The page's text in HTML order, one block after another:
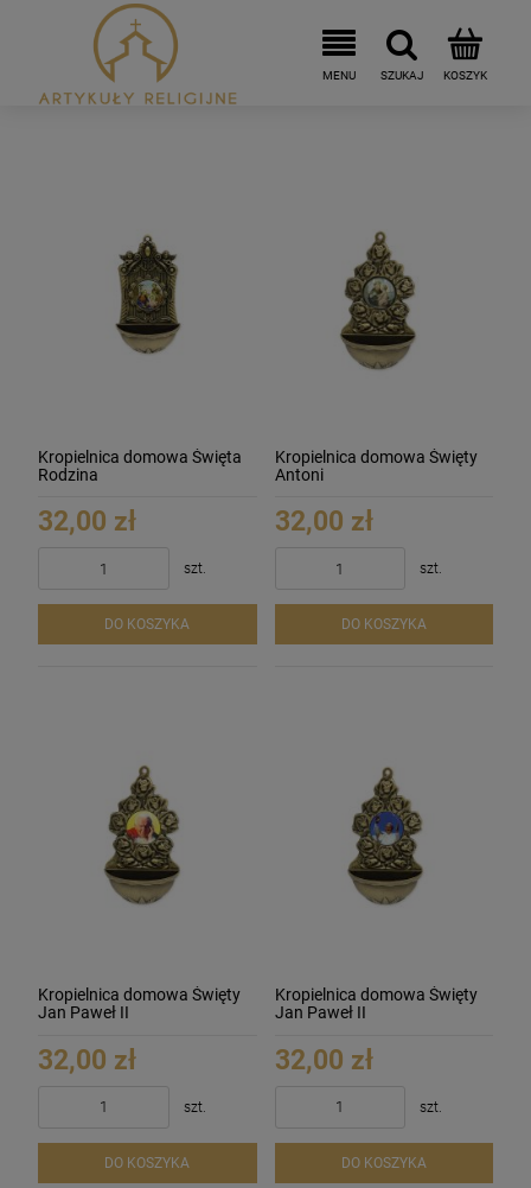
Kropielnica domowa Święta
Rodzina
32,00 zł
szt.
DO KOSZYKA
Kropielnica domowa Święty
Antoni
32,00 zł
szt.
DO KOSZYKA
Kropielnica domowa Święty
Jan Paweł II
32,00 zł
szt.
DO KOSZYKA
Kropielnica domowa Święty
Jan Paweł II
32,00 zł
szt.
DO KOSZYKA